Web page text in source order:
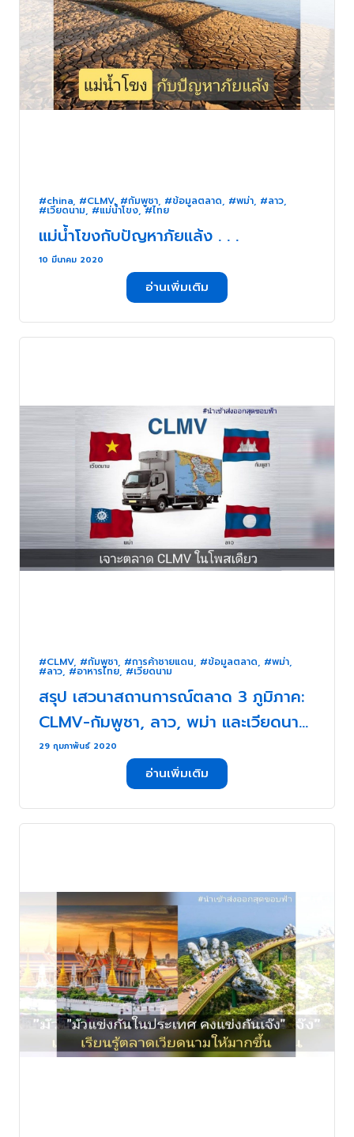
#china, #CLMV, #กัมพูชา, #ข้อมูลตลาด, #พม่า, #ลาว,
#เวียดนาม, #แม่น้ำโขง,#ไทย
แม่น้ำโขงกับปัญหาภัยแล้ง . . .
10 มีนาคม 2020
อ่านเพิ่มเติม
#CLMV, #กัมพูชา, #การค้าชายแดน, #ข้อมูลตลาด, #พม่า,
#ลาว, #อาหารไทย, #เวียดนาม
สรุป เสวนาสถานการณ์ตลาด 3 ภูมิภาค:
CLMV-กัมพูชา, ลาว, พม่า และเวียดนาม
. . .
29 กุมภาพันธ์ 2020
อ่านเพิ่มเติม